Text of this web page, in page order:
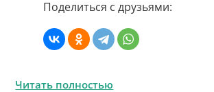
Поделиться с друзьями:
Читать полностью